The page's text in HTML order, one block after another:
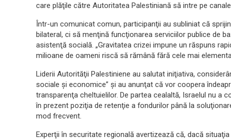
care plăţile către Autoritatea Palestiniană să intre pe
Într-un comunicat comun, participanţii au subliniat că
bilateral, ci să menţină funcţionarea serviciilor publice de
asistenţă socială. „Gravitatea crizei impune un răspuns
milioane de oameni riscă să rămână fără cele mai
Liderii Autorităţii Palestiniene au salutat iniţiativa,
sociale şi economice” şi au anunţat că vor coopera
transparenţa cheltuielilor. De partea cealaltă, Israelul nu a
în prezent poziţia de retenţie a fondurilor până la
mod frecvent.
Experţii în securitate regională avertizează că, dacă